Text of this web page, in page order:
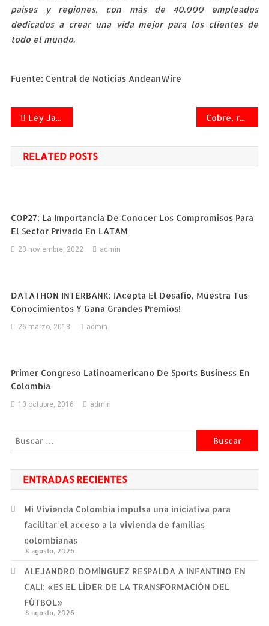
países y regiones, con más de 40.000 empleados
dedicados a crear una vida mejor para los clientes de
todo el mundo.
Fuente: Central de Noticias AndeanWire
Navegación
de
entradas
Ley Jacinta: cómo mejora la seguridad vial, y protección de personas en accidentes viales en Chile. Cobre, reconocida por Fast Company como la empresa más innovadora de Latinoamérica
RELATED POSTS
COP27: La Importancia De Conocer Los Compromisos Para
El Sector Privado En LATAM
23 noviembre, 2022 admin
DATATHON INTERBANK: ¡Acepta El Desafío, Muestra Tus
Conocimientos Y Gana Grandes Premios!
26 marzo, 2018 admin
Primer Congreso Latinoamericano De Sports Business En
Colombia
10 octubre, 2016 admin
Buscar:
ENTRADAS RECIENTES
Mi Vivienda Colombia impulsa una iniciativa para
facilitar el acceso a la vivienda de familias
colombianas
8 agosto, 2026
ALEJANDRO DOMÍNGUEZ RESPALDA A INFANTINO EN
CALI: «ES EL LÍDER DE LA TRANSFORMACIÓN DEL
FÚTBOL»
8 agosto, 2026